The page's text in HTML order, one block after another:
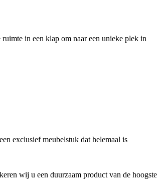
in een klap om naar een unieke plek in
exclusief meubelstuk dat helemaal is
wij u een duurzaam product van de hoogste